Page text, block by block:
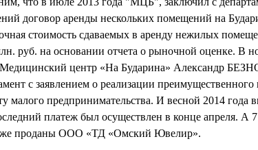
договор аренды нескольких помещений на
стоимость сдаваемых в аренду нежилых
руб. на основании отчета о рыночной оценке. В
центр «На Бударина» Александр
с заявлением о реализации
малого предпринимательства. И весной 2014
платеж был осуществлен в конце апреля. А
проданы ООО «ТД «Омский Ювелир».